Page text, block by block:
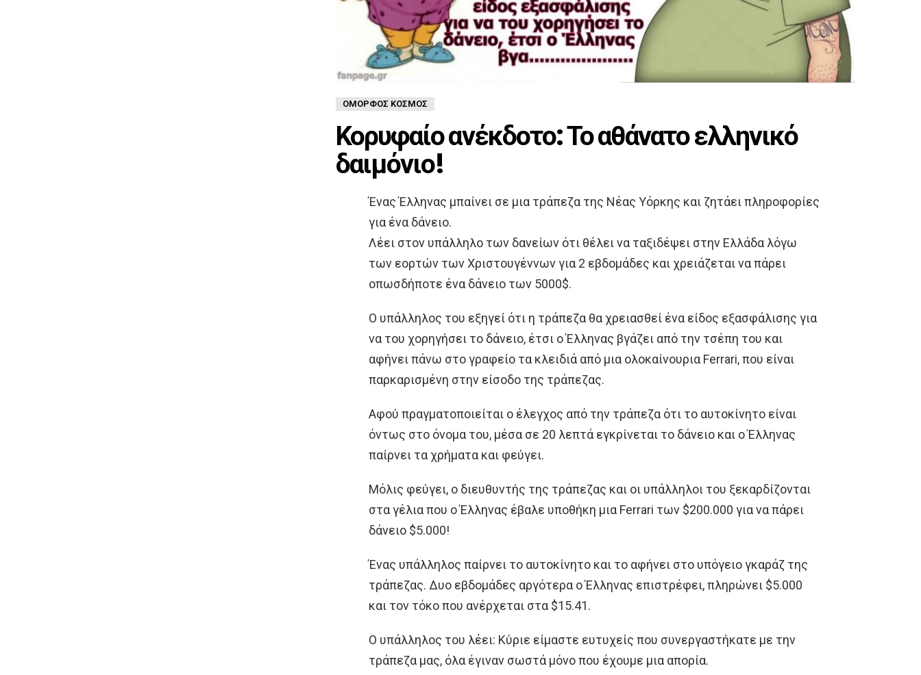
ΌΜΟΡΦΟΣ ΚΌΣΜΟΣ
Κορυφαίο ανέκδοτο: Το αθάνατο ελληνικό
δαιμόνιο!
Ένας Έλληνας μπαίνει σε µια τράπεζα της Νέας Υόρκης και ζητάει πληροφορίες
για ένα δάνειο.
Λέει στον υπάλληλο των δανείων ότι θέλει να ταξιδέψει στην Ελλάδα λόγω
των εορτών των Χριστουγέννων για 2 εβδομάδες και χρειάζεται να πάρει
οπωσδήποτε ένα δάνειο των 5000$.
Ο υπάλληλος του εξηγεί ότι η τράπεζα θα χρειασθεί ένα είδος εξασφάλισης για
να του χορηγήσει το δάνειο, έτσι ο Έλληνας βγάζει από την τσέπη του και
αφήνει πάνω στο γραφείο τα κλειδιά από μια ολοκαίνουρια Ferrari, που είναι
παρκαρισμένη στην είσοδο της τράπεζας.
Αφού πραγματοποιείται ο έλεγχος από την τράπεζα ότι το αυτοκίνητο είναι
όντως στο όνομα του, μέσα σε 20 λεπτά εγκρίνεται το δάνειο και ο Έλληνας
παίρνει τα χρήματα και φεύγει.
Μόλις φεύγει, ο διευθυντής της τράπεζας και οι υπάλληλοι του ξεκαρδίζονται
στα γέλια που ο Έλληνας έβαλε υποθήκη μια Ferrari των $200.000 για να πάρει
δάνειο $5.000!
Ένας υπάλληλος παίρνει το αυτοκίνητο και το αφήνει στο υπόγειο γκαράζ της
τράπεζας. Δυο εβδομάδες αργότερα ο Έλληνας επιστρέφει, πληρώνει $5.000
και τον τόκο που ανέρχεται στα $15.41.
Ο υπάλληλος του λέει: Κύριε είμαστε ευτυχείς που συνεργαστήκατε με την
τράπεζα µας, όλα έγιναν σωστά μόνο που έχουμε μια απορία.